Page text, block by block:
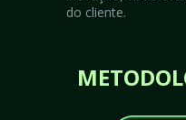
do cliente.